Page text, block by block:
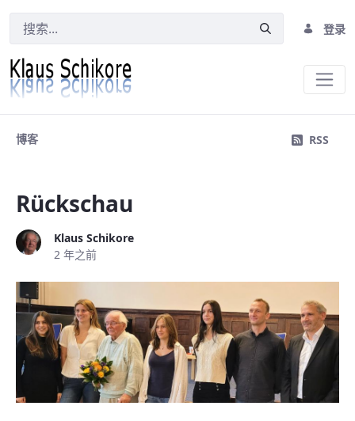
登录
博客 RSS
Rückschau
Klaus Schikore
2 年之前